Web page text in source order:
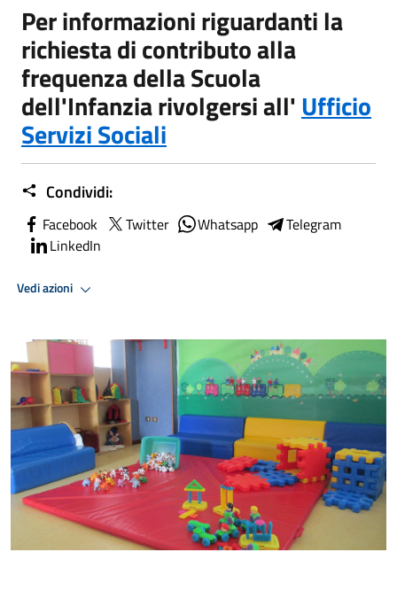
Per informazioni riguardanti la
richiesta di contributo alla
frequenza della Scuola
dell'Infanzia rivolgersi all'Ufficio
Servizi Sociali
Condividi:
Facebook Twitter Whatsapp
Telegram
LinkedIn
Vedi azioni